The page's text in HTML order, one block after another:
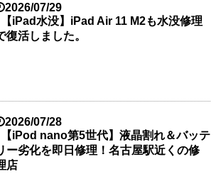
2026/07/29
【iPad水没】iPad Air 11 M2も水没修理
復活しました。
2026/07/28
【iPod nano第5世代】液晶割れ＆バッテ
ー劣化を即日修理！名古屋駅近くの修
店